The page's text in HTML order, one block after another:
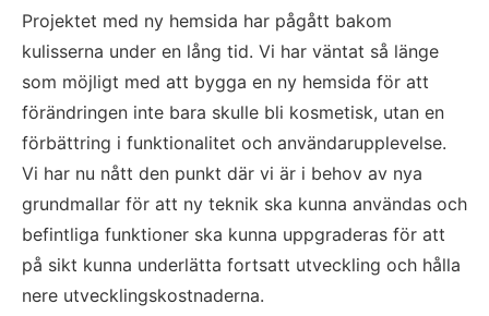
Projektet med ny hemsida har pågått bakom
kulisserna under en lång tid. Vi har väntat så länge
som möjligt med att bygga en ny hemsida för att
förändringen inte bara skulle bli kosmetisk, utan en
förbättring i funktionalitet och användarupplevelse.
Vi har nu nått den punkt där vi är i behov av nya
grundmallar för att ny teknik ska kunna användas och
befintliga funktioner ska kunna uppgraderas för att
på sikt kunna underlätta fortsatt utveckling och hålla
nere utvecklingskostnaderna.